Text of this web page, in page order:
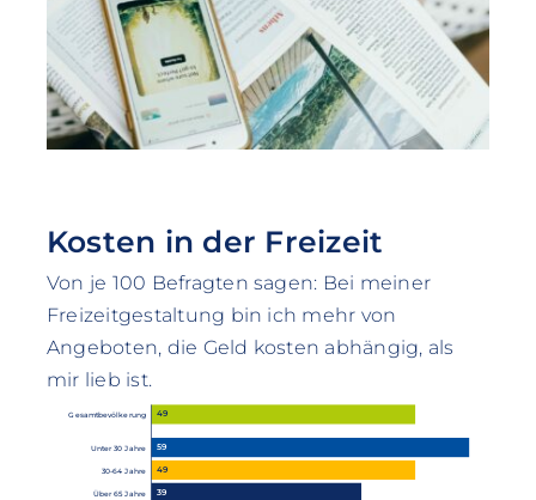
Kosten in der Freizeit
Von je 100 Befragten sagen: Bei meiner
Freizeitgestaltung bin ich mehr von
Angeboten, die Geld kosten abhängig, als
mir lieb ist.
Gesamtbevölkerung 49
Unter 30 Jahre 59
30-64 Jahre 49
Über 65 Jahre 39